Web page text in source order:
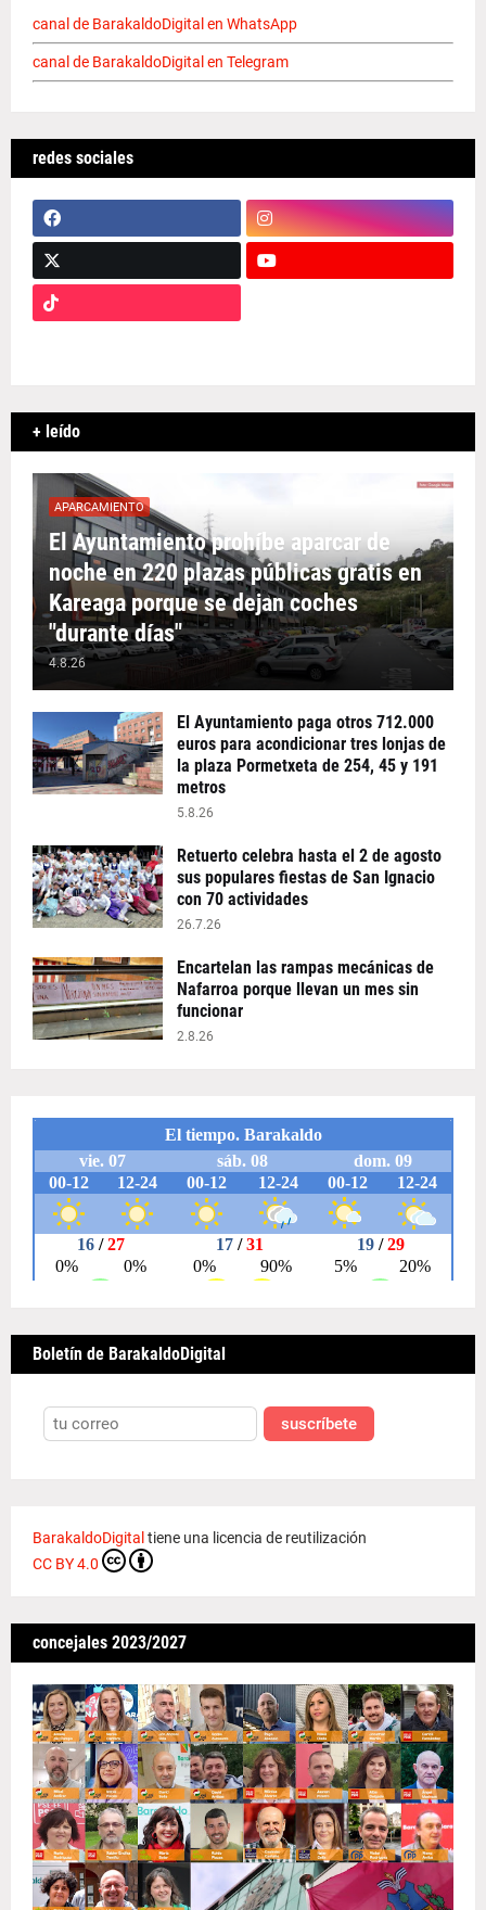
canal de BarakaldoDigital en WhatsApp
canal de BarakaldoDigital en Telegram
redes sociales
+ leído
APARCAMIENTO
El Ayuntamiento prohíbe aparcar de
noche en 220 plazas públicas gratis en
Kareaga porque se dejan coches
"durante días"
4.8.26
El Ayuntamiento paga otros 712.000
euros para acondicionar tres lonjas de
la plaza Pormetxeta de 254, 45 y 191
metros
5.8.26
Retuerto celebra hasta el 2 de agosto
sus populares fiestas de San Ignacio
con 70 actividades
26.7.26
Encartelan las rampas mecánicas de
Nafarroa porque llevan un mes sin
funcionar
2.8.26
Boletín de BarakaldoDigital
suscríbete
BarakaldoDigital tiene una licencia de reutilización
CC BY 4.0
concejales 2023/2027